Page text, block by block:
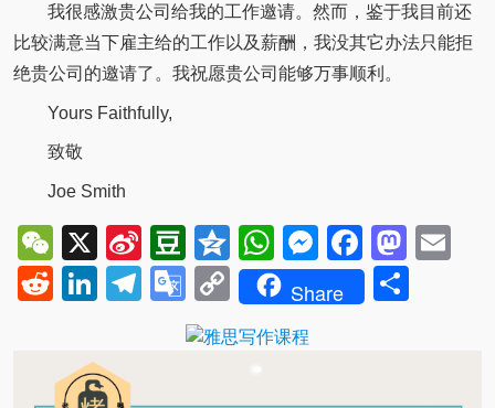
我很感激贵公司给我的工作邀请。然而，鉴于我目前还
比较满意当下雇主给的工作以及薪酬，我没其它办法只能拒
绝贵公司的邀请了。我祝愿贵公司能够万事顺利。
Yours Faithfully,
致敬
Joe Smith
WeChat
X
Sina
Weibo
Douban
QzoneWhatsApp
Messenger
RedditLinkedIn
Telegram
Google
Translate
Copy
Link
Share